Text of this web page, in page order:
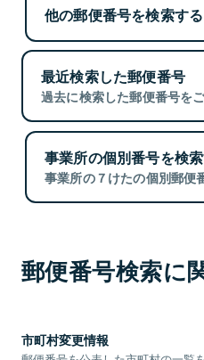
他の郵便番号を検索する
最近検索した郵便番号
過去に検索した郵便番号を
事業所の個別番号を検
事業所の７けたの個別郵便
郵便番号検索に
市町村変更情報